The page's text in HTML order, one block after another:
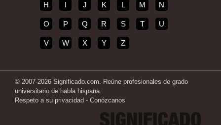
H J K L M N
O P Q R S T U
V W X Y Z
© 2007-2026 Significado.com. Reúne profesionales de grado
universitario de habla hispana.
Respeto a su privacidad - Conózcanos